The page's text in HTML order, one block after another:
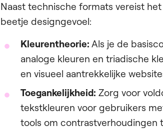
Naast technische formats vereist
beetje designgevoel:
Kleurentheorie: Als je de
analoge kleuren en triadische
en visueel aantrekkelijke
Toegankelijkheid: Zorg voor
tekstkleuren voor gebruikers
tools om contrastverhoudingen